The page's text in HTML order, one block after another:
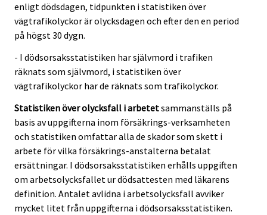
enligt dödsdagen, tidpunkten i statistiken över
vägtrafikolyckor är olycksdagen och efter den en period
på högst 30 dygn.
- I dödsorsaksstatistiken har självmord i trafiken
räknats som självmord, i statistiken över
vägtrafikolyckor har de räknats som trafikolyckor.
Statistiken över olycksfall i arbetetsammanställs på
basis av uppgifterna inom försäkrings-verksamheten
och statistiken omfattar alla de skador som skett i
arbete för vilka försäkrings-anstalterna betalat
ersättningar. I dödsorsaksstatistiken erhålls uppgiften
om arbetsolycksfallet ur dödsattesten med läkarens
definition. Antalet avlidna i arbetsolycksfall avviker
mycket litet från uppgifterna i dödsorsaksstatistiken.